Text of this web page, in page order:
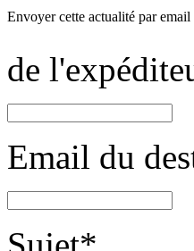
Envoyer cette actualité par email
de
Email du